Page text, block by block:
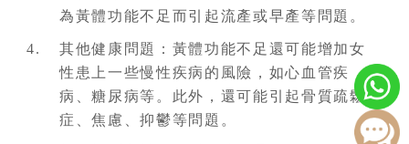
為黃體功能不足而引起流產或早產等問題。
其他健康問題：黃體功能不足還可能增加女
性患上一些慢性疾病的風險，如心血管疾
病、糖尿病等。此外，還可能引起骨質疏鬆
症、焦慮、抑鬱等問題。